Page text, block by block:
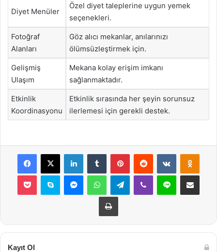
Diyet Menüler
Özel diyet taleplerine uygun yemek
seçenekleri.
Fotoğraf
Alanları
Göz alıcı mekanlar, anılarınızı
ölümsüzleştirmek için.
Gelişmiş
Ulaşım
Mekana kolay erişim imkanı
sağlanmaktadır.
Etkinlik
Koordinasyonu
Etkinlik sırasında her şeyin sorunsuz
ilerlemesi için gerekli destek.
Facebook
X LinkedInTumblr PinterestReddit VKontakte
Pocket Skype MessengerWhatsAppTelegramViber Line E-Posta ile
Yazdır
Kayıt Ol